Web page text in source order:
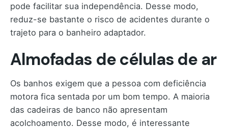
pode facilitar sua independência. Desse modo,
reduz-se bastante o risco de acidentes durante o
trajeto para o banheiro adaptador.
Almofadas de células de ar
Os banhos exigem que a pessoa com deficiência
motora fica sentada por um bom tempo. A maioria
das cadeiras de banco não apresentam
acolchoamento. Desse modo, é interessante